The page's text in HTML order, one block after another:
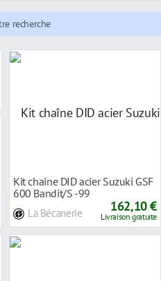
recherche
Kit chaîne DID acier Suzuki GSF
600 Bandit/S -99
La Bécanerie 162,10 €
Livraison gratuite